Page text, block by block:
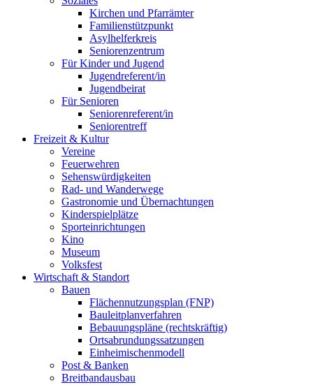
Kirchen und Pfarrämter
Familienstützpunkt
Asylhelferkreis
Seniorenzentrum
Für Kinder und Jugend
Jugendreferent/in
Jugendbeirat
Für Senioren
Seniorenreferent/in
Seniorentreff
Freizeit & Kultur
Vereine
Feuerwehren
Sehenswürdigkeiten
Rad- und Wanderwege
Gastronomie und Übernachtungen
Kinderspielplätze
Sporteinrichtungen
Kino
Museum
Volksfest
Wirtschaft & Standort
Bauen
Flächennutzungsplan (FNP)
Bauleitplanverfahren
Bebauungspläne (rechtskräftig)
Ortsabrundungssatzungen
Einheimischenmodell
Post & Banken
Breitbandausbau